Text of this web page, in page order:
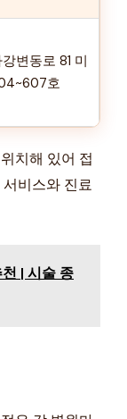
변동로 81 미
호
치해 있어 접
비스와 진료
| 시술 종